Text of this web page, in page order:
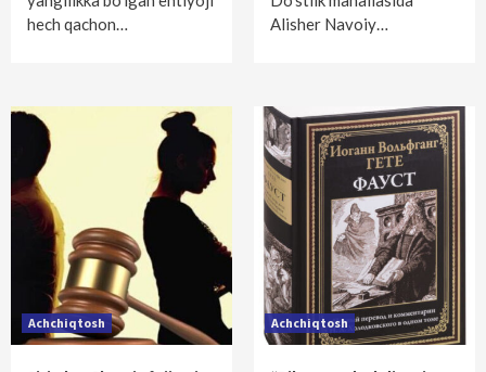
hech qachon…
Alisher Navoiy…
Achchiqtosh Achchiqtosh